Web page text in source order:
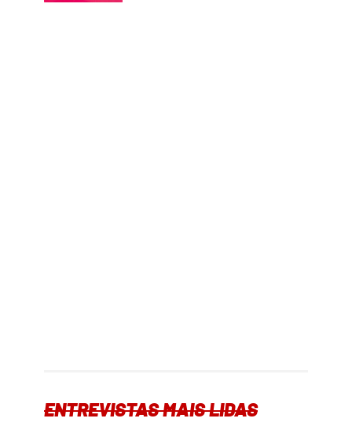
ENTREVISTAS MAIS LIDAS